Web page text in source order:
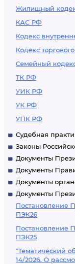
Жилищный
КАС РФ
Кодекс
Кодекс
Семейный
ТК РФ
УИК РФ
УК РФ
УПК РФ
Судебная
Законы
Документы
Документы
Документы
Документы
Постановление
ПЭК26
Постановление
ПЭК25
"Тематический
14/2026. О